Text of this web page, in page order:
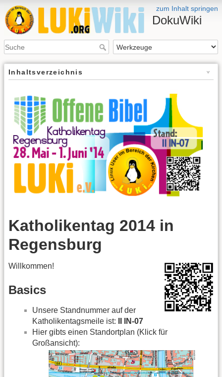
zum Inhalt springen
DokuWiki
Inhaltsverzeichnis
Katholikentag 2014 in
Regensburg
Willkommen!
Basics
Unsere Standnummer auf der
Katholikentagsmeile ist:
II IN-07
Hier gibts einen Standortplan (Klick für
Großansicht):